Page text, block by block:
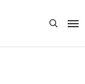
search